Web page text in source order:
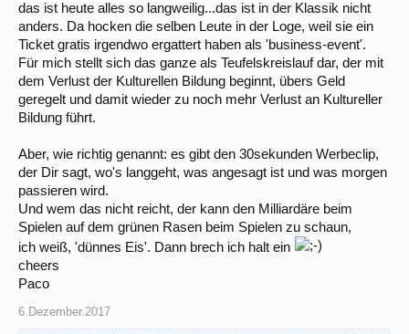
das ist heute alles so langweilig...das ist in der Klassik nicht
anders. Da hocken die selben Leute in der Loge, weil sie ein
Ticket gratis irgendwo ergattert haben als 'business-event'.
Für mich stellt sich das ganze als Teufelskreislauf dar, der mit
dem Verlust der Kulturellen Bildung beginnt, übers Geld
geregelt und damit wieder zu noch mehr Verlust an Kultureller
Bildung führt.
Aber, wie richtig genannt: es gibt den 30sekunden Werbeclip,
der Dir sagt, wo's langgeht, was angesagt ist und was morgen
passieren wird.
Und wem das nicht reicht, der kann den Milliardäre beim
Spielen auf dem grünen Rasen beim Spielen zu schaun,
ich weiß, 'dünnes Eis'. Dann brech ich halt ein
cheers
Paco
6.Dezember.2017